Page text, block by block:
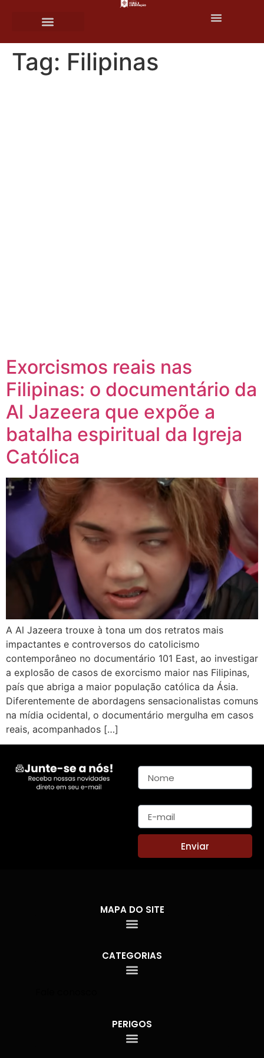
Tag: Filipinas
Exorcismos reais nas
Filipinas: o documentário da
Al Jazeera que expõe a
batalha espiritual da Igreja
Católica
A Al Jazeera trouxe à tona um dos retratos mais
impactantes e controversos do catolicismo
contemporâneo no documentário 101 East, ao investigar
a explosão de casos de exorcismo maior nas Filipinas,
país que abriga a maior população católica da Ásia.
Diferentemente de abordagens sensacionalistas comuns
na mídia ocidental, o documentário mergulha em casos
reais, acompanhados […]
Enviar
MAPA DO SITE
CATEGORIAS
PERIGOS